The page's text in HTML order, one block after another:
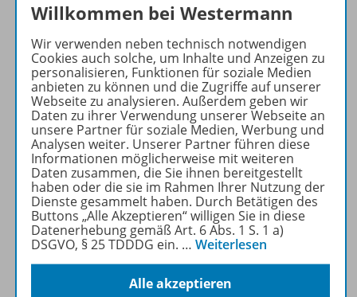
wichtigsten Seiten von PRAXIS
GEOGRAPHIE:
zu den Abo-Angeboten
zum Zeitschriftenkiosk
zum Online-Archiv
Mehr zur Zeitschrift
Produktinformationen
Willkommen bei Westermann
Wir verwenden neben technisch notwendigen
Cookies auch solche, um Inhalte und Anzeigen zu
personalisieren, Funktionen für soziale Medien
anbieten zu können und die Zugriffe auf unserer
Webseite zu analysieren. Außerdem geben wir
Daten zu ihrer Verwendung unserer Webseite an
unsere Partner für soziale Medien, Werbung und
Analysen weiter. Unserer Partner führen diese
Informationen möglicherweise mit weiteren
Daten zusammen, die Sie ihnen bereitgestellt
haben oder die sie im Rahmen Ihrer Nutzung der
Dienste gesammelt haben. Durch Betätigen des
Buttons „Alle Akzeptieren“ willigen Sie in diese
Datenerhebung gemäß Art. 6 Abs. 1 S. 1 a)
DSGVO, § 25 TDDDG ein. … Weiterlesen
Alle akzeptieren